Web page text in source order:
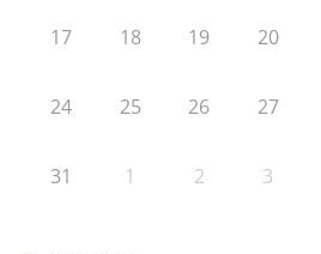
17 18 19 20
24 25 26 27
31 1 2 3